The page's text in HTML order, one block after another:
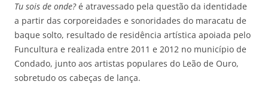
Tu sois de onde?é atravessado pela questão da identidade
a partir das corporeidades e sonoridades do maracatu de
baque solto, resultado de residência artística apoiada pelo
Funcultura e realizada entre 2011 e 2012 no município de
Condado, junto aos artistas populares do Leão de Ouro,
sobretudo os cabeças de lança.